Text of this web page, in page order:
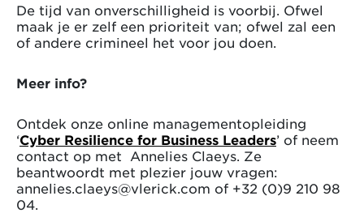
De tijd van onverschilligheid is voorbij. Ofwel
maak je er zelf een prioriteit van; ofwel zal een
of andere crimineel het voor jou doen.
Meer info?
Ontdek onze online managementopleiding
‘Cyber Resilience for Business Leaders’ of neem
contact op met Annelies Claeys. Ze
beantwoordt met plezier jouw vragen:
annelies.claeys@vlerick.com of +32 (0)9 210 98
04.